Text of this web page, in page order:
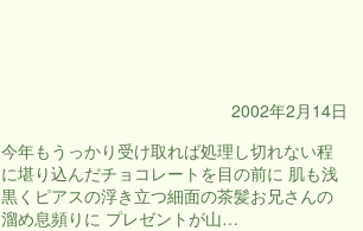
2002年2月14日
今年もうっかり受け取れば処理し切れない程
に堪り込んだチョコレートを目の前に 肌も浅
黒くピアスの浮き立つ細面の茶髪お兄さんの
溜め息頻りに プレゼントが山…